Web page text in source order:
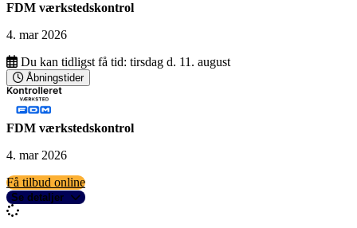
FDM værkstedskontrol
4. mar 2026
Du kan tidligst få tid: tirsdag d. 11. august
Åbningstider
FDM værkstedskontrol
4. mar 2026
Få tilbud online
Se detaljer